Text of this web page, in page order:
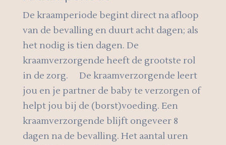
De kraamperiode begint direct na afloop
van de bevalling en duurt acht dagen; als
het nodig is tien dagen. De
kraamverzorgende heeft de grootste rol
in de zorg. De kraamverzorgende leert
jou en je partner de baby te verzorgen of
helpt jou bij de (borst)voeding. Een
kraamverzorgende blijft ongeveer 8
dagen na de bevalling. Het aantal uren